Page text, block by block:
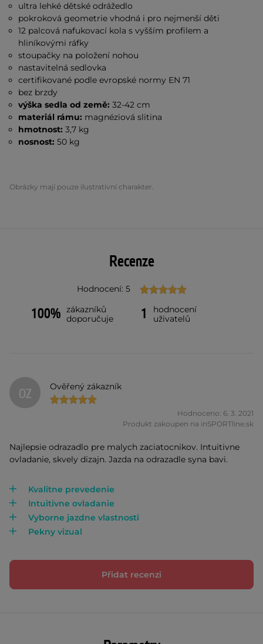
ultra lehké dětské odrážedlo
pokroková geometrie vhodná i pro nejmenší děti
12 palcová nafukovací kola s vyšším profilem a
hliníkovými ráfky
stoupačky na položení nohou
nastavitelná sedlovka
certifikované podle evropské normy EN 71
bez brzdy
výška sedla od země: 32-42 cm
materiál rámu: magnéziová slitina
hmotnost: 3,7 kg
nosnost:50 kg
Obrázky mají pouze ilustrativní charakter.
Recenze
Hodnocení: 5
100% zákazníků
doporučuje
1
hodnocení
uživatelů
OZ Ověřený zákazník
Hodnoceno: 6. 3. 2021
Produkt zakoupen na inSPORTline.sk
Najlepsie odrazadlo pre malych zaciatocnikov. Intuitivne
ovladanie, skvely dizajn. Jazda na odrazadle syna bavi.
Kvalitne prevedenie
Intuitivne ovladanie
Vyborne jazdne vlastnosti
Pekny vizual
Přidat recenzi